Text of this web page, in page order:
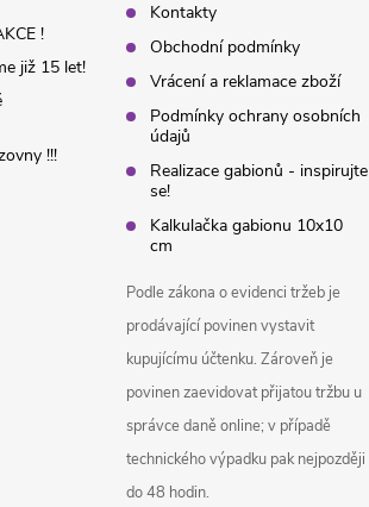
!
již 15 let!
!!!
Kontakty
Obchodní podmínky
Vrácení a reklamace zboží
Podmínky ochrany osobních
údajů
Realizace gabionů - inspirujte
se!
Kalkulačka gabionu 10x10
cm
Podle zákona o evidenci tržeb je
prodávající povinen vystavit
kupujícímu účtenku. Zároveň je
povinen zaevidovat přijatou tržbu u
správce daně online; v případě
technického výpadku pak nejpozději
do 48 hodin.